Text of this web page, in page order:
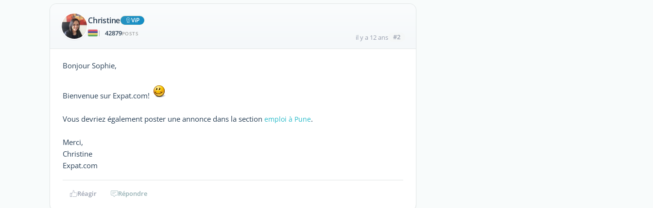
Christine
ViP
|
42879POSTS il y a 12 ans #2
Bonjour Sophie,
Bienvenue sur Expat.com!
Vous devriez également poster une annonce dans la section emploi à Pune.
Merci,
Christine
Expat.com
Réagir Répondre